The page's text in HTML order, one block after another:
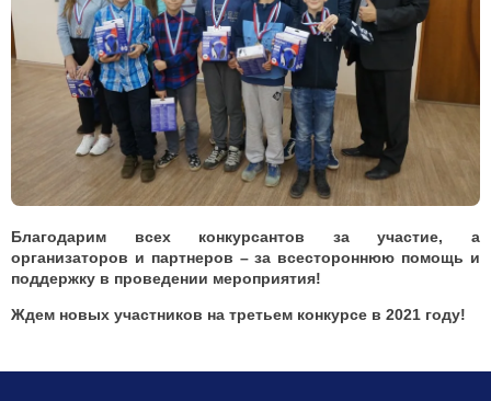
Благодарим всех конкурсантов за участие, а
организаторов и партнеров – за всестороннюю помощь и
поддержку в проведении мероприятия!
Ждем новых участников на третьем конкурсе в 2021 году!